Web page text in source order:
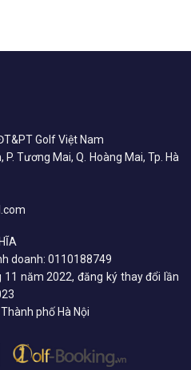
Golf Việt Nam
Tương Mai, Q. Hoàng Mai, Tp. Hà
doanh: 0110188749
năm 2022, đăng ký thay đổi lần
phố Hà Nội